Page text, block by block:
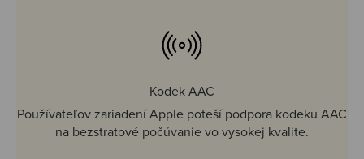
Kodek AAC
Používateľov zariadení Apple poteší podpora kodeku AAC
na bezstratové počúvanie vo vysokej kvalite.